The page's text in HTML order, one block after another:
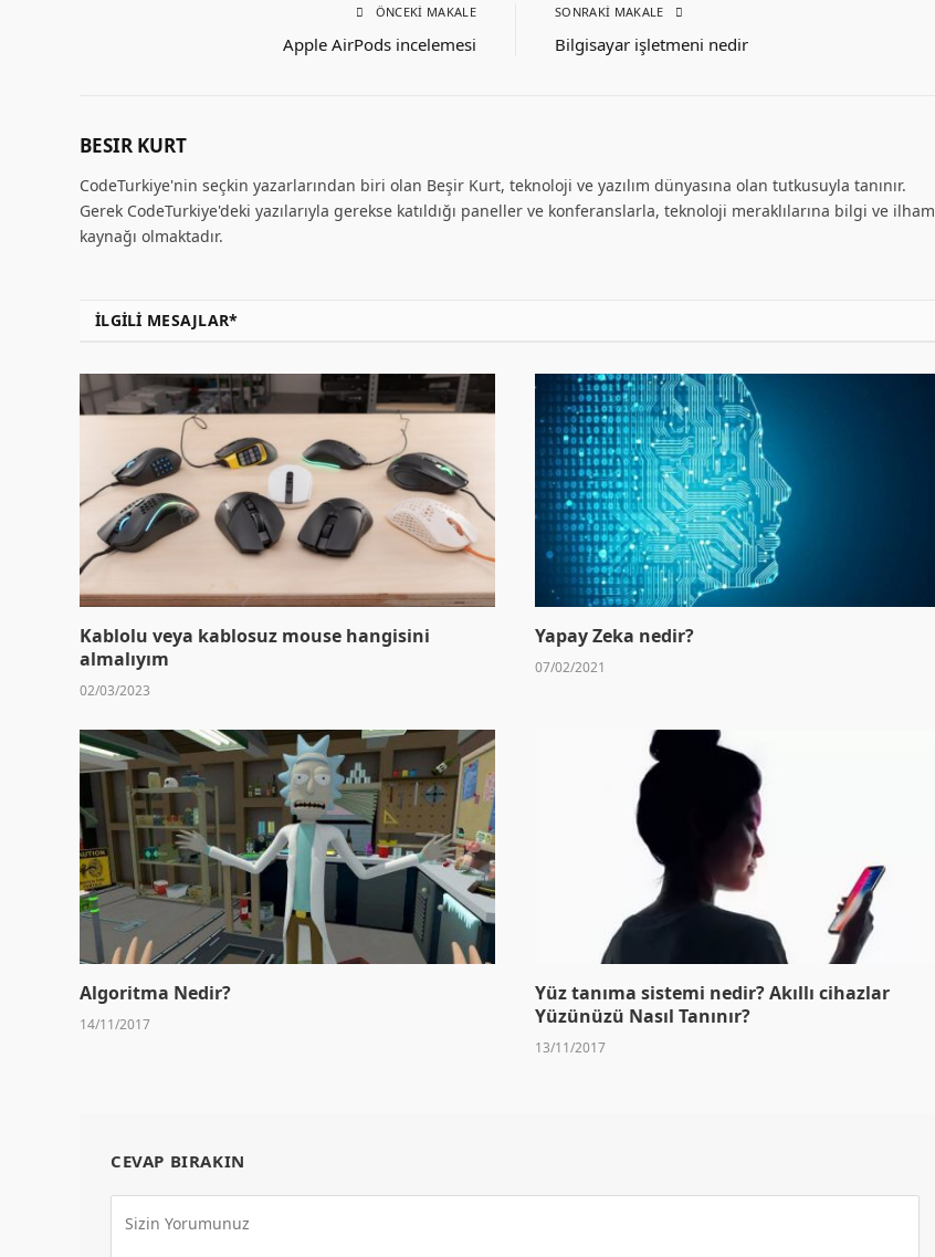
ÖNCEKI MAKALE
Apple AirPods incelemesi
SONRAKI MAKALE
Bilgisayar işletmeni nedir
BESIR KURT
CodeTurkiye'nin seçkin yazarlarından biri olan Beşir Kurt, teknoloji ve yazılım dünyasına olan tutkusuyla tanınır.
Gerek CodeTurkiye'deki yazılarıyla gerekse katıldığı paneller ve konferanslarla, teknoloji meraklılarına bilgi ve ilham
kaynağı olmaktadır.
İLGILI MESAJLAR*
Kablolu veya kablosuz mouse hangisini
almalıyım
02/03/2023
Yapay Zeka nedir?
07/02/2021
Algoritma Nedir?
14/11/2017
Yüz tanıma sistemi nedir? Akıllı cihazlar
Yüzünüzü Nasıl Tanınır?
13/11/2017
CEVAP BIRAKIN